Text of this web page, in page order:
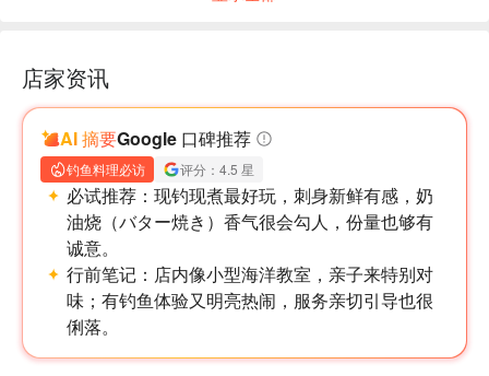
店家资讯
AI 摘要Google 口碑推荐
钓鱼料理必访 评分：4.5 星
必试推荐： 现钓现煮最好玩，刺身新鲜有感，奶
油烧（バター焼き）香气很会勾人，份量也够有
诚意。
行前笔记： 店内像小型海洋教室，亲子来特别对
味；有钓鱼体验又明亮热闹，服务亲切引导也很
俐落。